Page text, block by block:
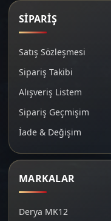
SİPARİŞ
Satış Sözleşmesi
Sipariş Takibi
Alışveriş Listem
Sipariş Geçmişim
İade & Değişim
MARKALAR
Derya MK12